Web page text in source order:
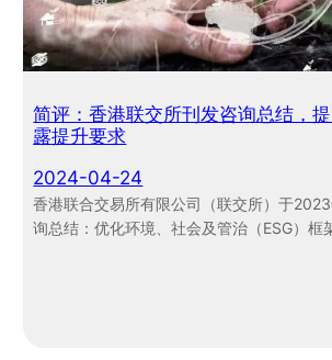
简评：香港联交所刊发咨询总结，
露提升要求
2024-04-24
香港联合交易所有限公司（联交所）于
询总结：优化环境、社会及管治（ESG）框